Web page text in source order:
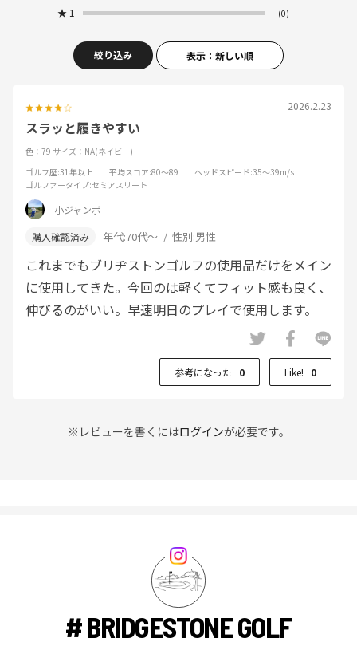
★ 1 (0)
絞り込み 表示：新しい順
2026.2.23
スラッと履きやすい
色：79 サイズ：NA(ネイビー)
ゴルフ歴:31年以上 平均スコア:80～89 ヘッドスピード:35～39m/s
ゴルファータイプ:セミアスリート
小ジャンボ
年代:70代～ 性別:男性
これまでもブリヂストンゴルフの使用品だけをメイン
に使用してきた。今回のは軽くてフィット感も良く、
伸びるのがいい。早速明日のプレイで使用します。
参考になった 0 Like! 0
※レビューを書くにはログインが必要です。
# BRIDGESTONE GOLF